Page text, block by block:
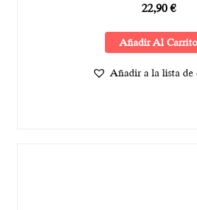
22,90€
Añadir Al Carrito
Añadir a la lista de